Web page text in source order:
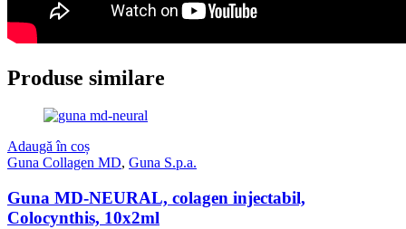
Produse similare
Adaugă în coș
Guna Collagen MD, Guna S.p.a.
Guna MD-NEURAL, colagen injectabil,
Colocynthis, 10x2ml